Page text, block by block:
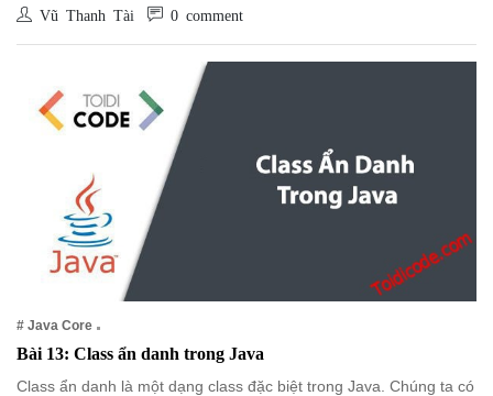
Vũ Thanh Tài 0 comment
# Java Core
Bài 13: Class ẩn danh trong Java
Class ẩn danh là một dạng class đặc biệt trong Java. Chúng ta có